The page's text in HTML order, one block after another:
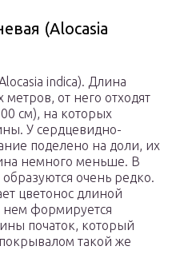
(Alocasia
indica). Длина
метров, от него отходят
см), на которых
У сердцевидно-
поделено на доли, их
немного меньше. В
очень редко.
цветонос длиной
нем формируется
початок, который
такой же